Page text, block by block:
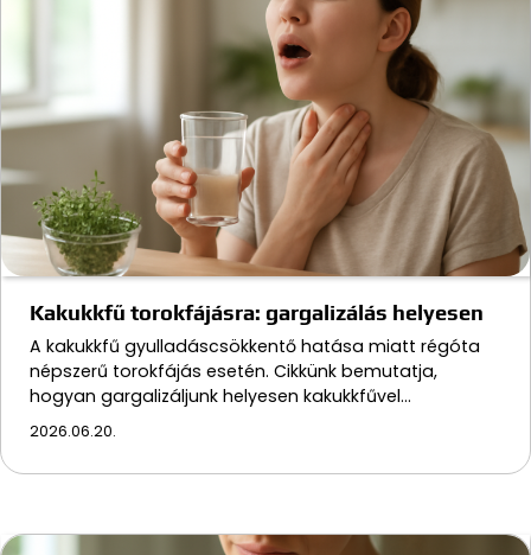
Kakukkfű torokfájásra: gargalizálás helyesen
A kakukkfű gyulladáscsökkentő hatása miatt régóta
népszerű torokfájás esetén. Cikkünk bemutatja,
hogyan gargalizáljunk helyesen kakukkfűvel…
2026.06.20.